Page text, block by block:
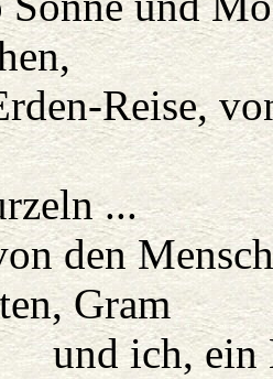
Reise,
...
den
Gram
Baum,